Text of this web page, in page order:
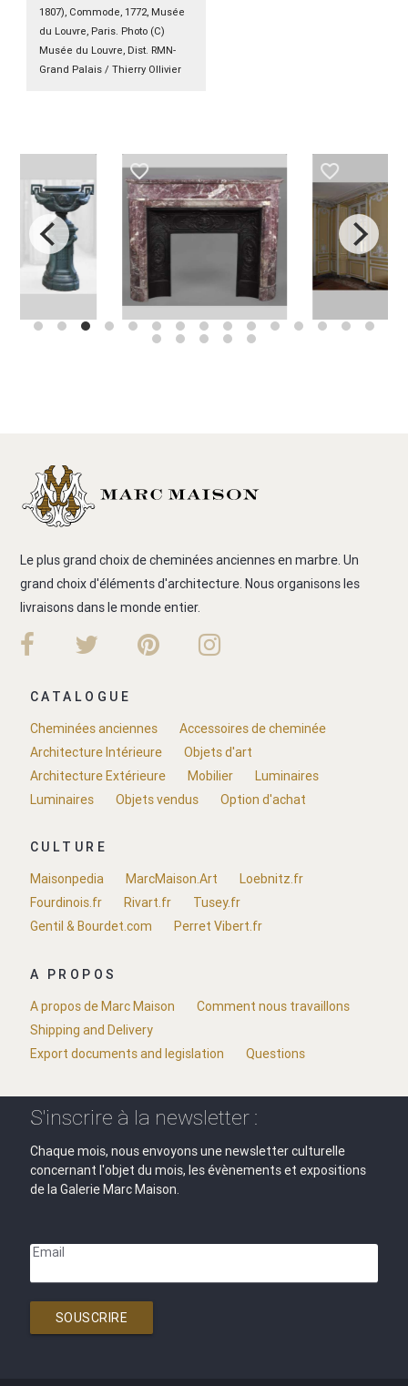
1807), Commode, 1772, Musée
du Louvre, Paris. Photo (C)
Musée du Louvre, Dist. RMN-
Grand Palais / Thierry Ollivier
favorite_border favorite_border
Le plus grand choix de cheminées anciennes en marbre. Un
grand choix d'éléments d'architecture. Nous organisons les
livraisons dans le monde entier.
CATALOGUE
Cheminées anciennes
Accessoires de cheminée
Architecture Intérieure
Objets d'art
Architecture Extérieure
Mobilier
Luminaires
Luminaires
Objets vendus Option d'achat
CULTURE
Maisonpedia
MarcMaison.Art
Loebnitz.fr
Fourdinois.fr
Rivart.fr
Tusey.fr
Gentil & Bourdet.com
Perret Vibert.fr
A PROPOS
A propos de Marc Maison
Comment nous travaillons
Shipping and Delivery
Export documents and legislation
Questions
S'inscrire à la newsletter :
Chaque mois, nous envoyons une newsletter culturelle
concernant l'objet du mois, les évènements et expositions
de la Galerie Marc Maison.
Email
SOUSCRIRE